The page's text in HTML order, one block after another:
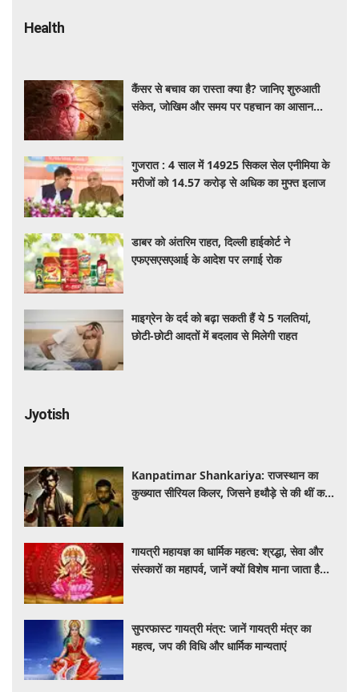
Health
कैंसर से बचाव का रास्ता क्या है? जानिए शुरुआती
संकेत, जोखिम और समय पर पहचान का आसान
गुजरात : 4 साल में 14925 सिकल सेल एनीमिया के
मरीजों को 14.57 करोड़ से अधिक का मुफ्त इलाज
डाबर को अंतरिम राहत, दिल्ली हाईकोर्ट ने
एफएसएसएआई के आदेश पर लगाई रोक
माइग्रेन के दर्द को बढ़ा सकती हैं ये 5 गलतियां,
छोटी-छोटी आदतों में बदलाव से मिलेगी राहत
Jyotish
Kanpatimar Shankariya: राजस्थान का
कुख्यात सीरियल किलर, जिसने हथौड़े से की थीं कई
गायत्री महायज्ञ का धार्मिक महत्व: श्रद्धा, सेवा और
संस्कारों का महापर्व, जानें क्यों विशेष माना जाता है
सुपरफास्ट गायत्री मंत्र: जानें गायत्री मंत्र का
महत्व, जप की विधि और धार्मिक मान्यताएं